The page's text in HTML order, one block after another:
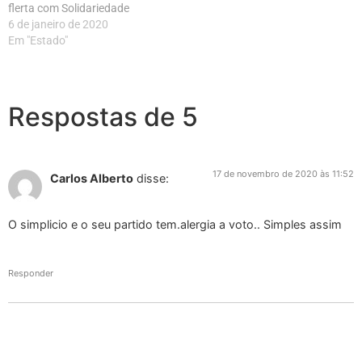
flerta com Solidariedade
6 de janeiro de 2020
Em "Estado"
Respostas de 5
Carlos Alberto disse: 17 de novembro de 2020 às 11:52
O simplicio e o seu partido tem.alergia a voto.. Simples assim
Responder